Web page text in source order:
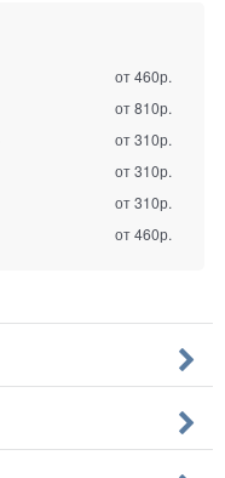
от 460р.
от 810р.
от 310р.
от 310р.
от 310р.
от 460р.